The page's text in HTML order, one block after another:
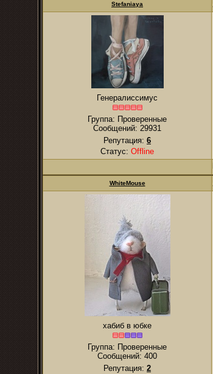
Stefaniaya
Генералиссимус
Группа: Проверенные
Сообщений: 29931
Репутация: 6
Статус: Offline
WhiteMouse
хабиб в юбке
Группа: Проверенные
Сообщений: 400
Репутация: 2